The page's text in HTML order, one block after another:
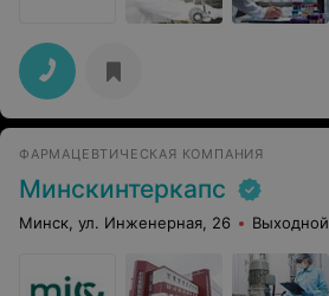
ФАРМАЦЕВТИЧЕСКАЯ КОМПАНИЯ
Минскинтеркапс
Минск, ул. Инженерная, 26 Выходной